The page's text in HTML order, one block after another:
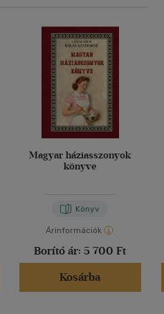
Magyar háziasszonyok
könyve
Könyv
Árinformációk
Borító ár: 5 700 Ft
Kosárba